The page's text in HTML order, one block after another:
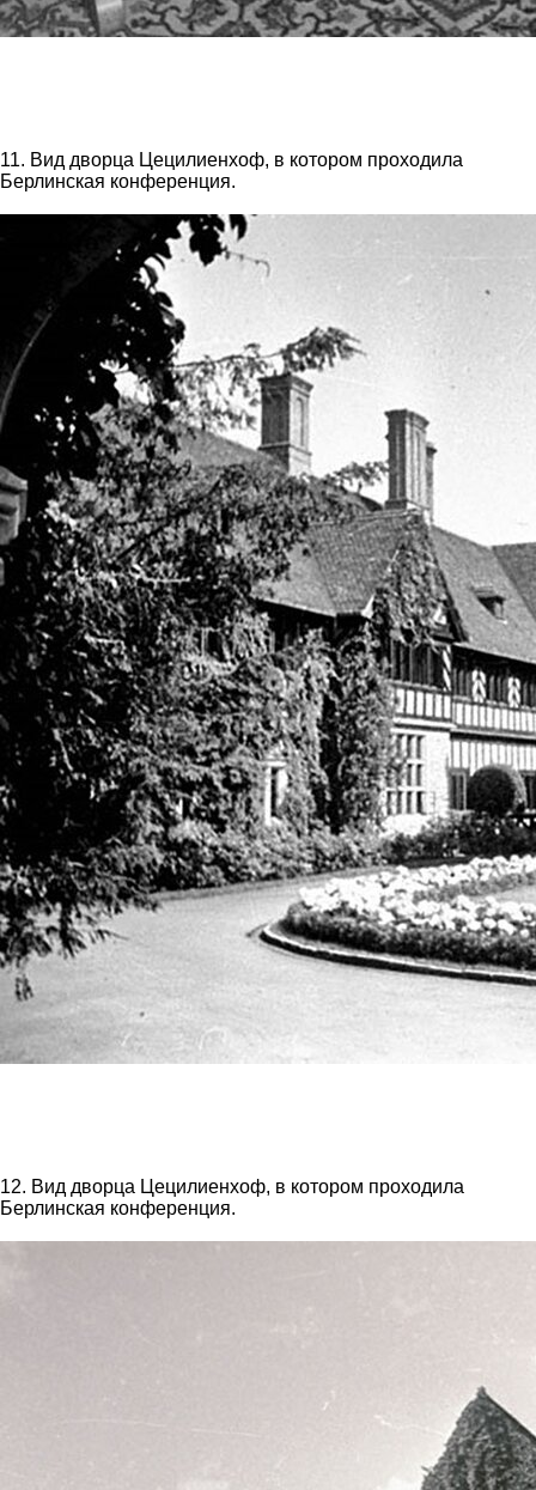
11. Вид дворца Цецилиенхоф, в котором проходила
Берлинская конференция.
12. Вид дворца Цецилиенхоф, в котором проходила
Берлинская конференция.